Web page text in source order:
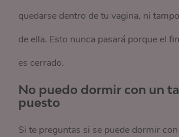
quedarse dentro de tu vagina, ni
de ella. Esto nunca pasará porque el
es cerrado.
No puedo dormir con un
puesto
Si te preguntas si se puede dormir